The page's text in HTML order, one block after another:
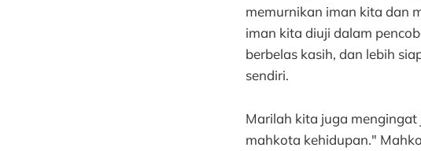
memurnikan iman kita dan
iman kita diuji dalam
berbelas kasih, dan lebih
sendiri.
Marilah kita juga
mahkota kehidupan."